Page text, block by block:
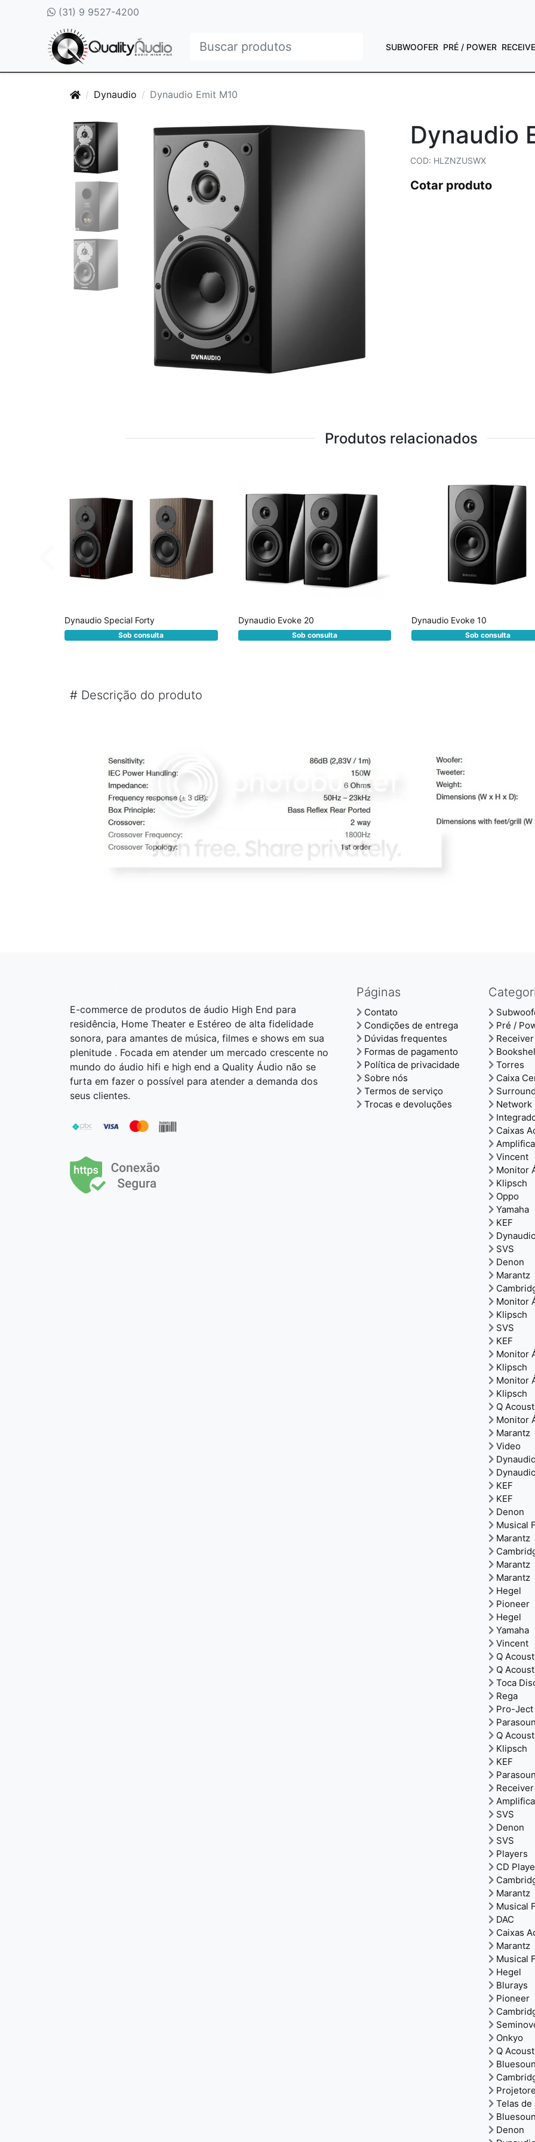
(31) 9 9527-4200
SUBWOOFER PRÉ / POWER
Dynaudio Dynaudio Emit M10
Dynaudio
COD: HLZNZUSWX
Cotar produto
Produtos relacionados
Dynaudio Special Forty
Sob consulta
Dynaudio Evoke 20
Sob consulta
Dynaudio Evoke 10
Sob consulta
# Descrição do produto
Páginas
Contato
Condições de entrega
Dúvidas frequentes
Formas de pagamento
Política de privacidade
Sobre nós
Termos de serviço
Trocas e devoluções
Pré /
Receiver
Torres
Caixa
Surround
Network
Caixas
Vincent
Monitor
Klipsch
Oppo
Yamaha
KEF
SVS
Denon
Marantz
Monitor
Klipsch
SVS
KEF
Monitor
Klipsch
Monitor
Klipsch
Q
Monitor
Marantz
Video
KEF
KEF
Denon
Musical
Marantz
Marantz
Marantz
Hegel
Pioneer
Hegel
Yamaha
Vincent
Q
Q
Toca
Rega
Pro-Ject
Q
Klipsch
KEF
SVS
Denon
SVS
Players
CD
Marantz
Musical
DAC
Caixas
Marantz
Musical
Hegel
Blurays
Pioneer
Onkyo
Q
Telas de
Denon
E-commerce de produtos de áudio High End para
residência, Home Theater e Estéreo de alta fidelidade
sonora, para amantes de música, filmes e shows em sua
plenitude . Focada em atender um mercado crescente no
mundo do áudio hifi e high end a Quality Áudio não se
furta em fazer o possível para atender a demanda dos
seus clientes.